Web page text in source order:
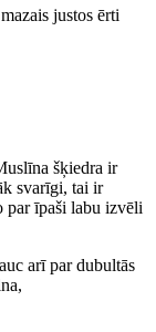
justos ērti
šķiedra ir
svarīgi, tai ir
par īpaši labu izvēli
arī par dubultās